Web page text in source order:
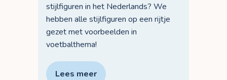
stijlfiguren in het Nederlands? We
hebben alle stijlfiguren op een rijtje
gezet met voorbeelden in
voetbalthema!
Lees meer